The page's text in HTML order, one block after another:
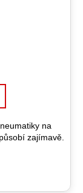
na
zajímavě.